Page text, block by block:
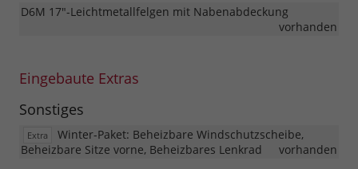
D6M 17"-Leichtmetallfelgen mit Nabenabdeckung
vorhanden
Eingebaute Extras
Sonstiges
Extra
Winter-Paket: Beheizbare Windschutzscheibe,
Beheizbare Sitze vorne, Beheizbares Lenkrad
vorhanden